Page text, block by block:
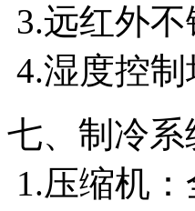
3.远红外
4.湿度控制
七、制冷系
1.压缩机